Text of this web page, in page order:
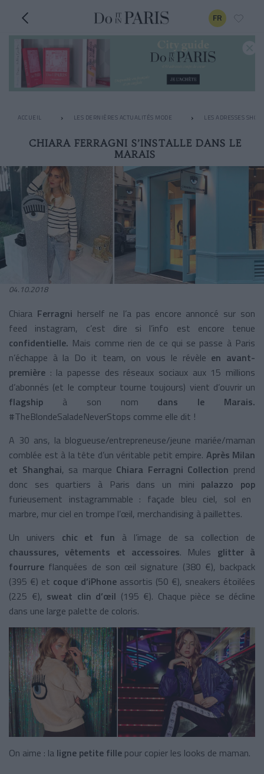
FR
ACCUEIL LES DERNIÈRES ACTUALITÉS MODE LES ADRESSES
CHIARA FERRAGNI S’INSTALLE DANS LE
MARAIS
04.10.2018
Chiara Ferragni herself ne l’a pas encore annoncé sur son
feed instagram, c’est dire si l’info est encore tenue
confidentielle. Mais comme rien de ce qui se passe à Paris
n’échappe à la Do it team, on vous le révèle en avant-
première : la papesse des réseaux sociaux aux 15 millions
d’abonnés (et le compteur tourne toujours) vient d’ouvrir un
flagship à son nom dans le Marais.
#TheBlondeSaladeNeverStops comme elle dit !
A 30 ans, la blogueuse/entrepreneuse/jeune mariée/maman
comblée est à la tête d’un véritable petit empire. Après Milan
et Shanghai, sa marque Chiara Ferragni Collection prend
donc ses quartiers à Paris dans un mini palazzo pop
furieusement instagrammable : façade bleu ciel, sol en
marbre, mur ciel en trompe l’œil, merchandising à paillettes.
Un univers chic et fun à l’image de sa collection de
chaussures, vêtements et accessoires. Mules glitter à
fourrure flanquées de son œil signature (380 €), backpack
(395 €) et coque d’iPhone assortis (50 €), sneakers étoilées
(225 €), sweat clin d’œil (195 €). Chaque pièce se décline
dans une large palette de coloris.
On aime : la ligne petite fille pour copier les looks de maman.